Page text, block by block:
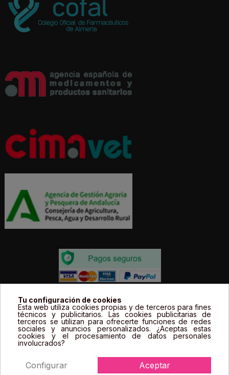
Todos los precios estás expresados en Euros e
incluyen el IVA. | Todas las marcas, logotipos y fotos de
productos son propiedad legal de sus propietarios y
sólo se muestran a título informativo.
Tu configuración de cookies
Esta web utiliza cookies propias y de terceros para fines
técnicos y publicitarios. Las cookies publicitarias de
terceros se utilizan para ofrecerte funciones de redes
sociales y anuncios personalizados. ¿Aceptas estas
cookies y el procesamiento de datos personales
involucrados?
Aceptar
Configurar